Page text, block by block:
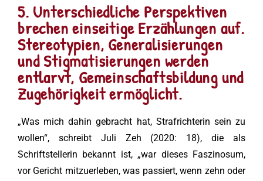
5. Unterschiedliche Perspektiven
brechen einseitige Erzählungen auf.
Stereotypien, Generalisierungen
und Stigmatisierungen werden
entlarvt, Gemeinschaftsbildung und
Zugehörigkeit ermöglicht.
„Was mich dahin gebracht hat, Strafrichterin sein zu
wollen“, schreibt Juli Zeh (2020: 18), die als
Schriftstellerin bekannt ist, „war dieses Faszinosum,
vor Gericht mitzuerleben, was passiert, wenn zehn oder